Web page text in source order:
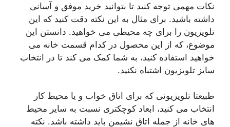
نکات مهمی توجه کنید تا بتوانید خرید موفق و آسانی
داشته باشید. برای مثال به این نکته دقت کنید که این
تلویزیون را برای چه محیطی می خواهید. دانستن این
موضوع، که از این محصول در کدام قسمت خانه می
خواهید استفاده کنید، به شما کمک می کند تا در انتخاب
سایز تلویزیون اشتباه نکنید.
طبیعتا تلویزیونی که برای اتاق خواب و یا محیط کار
انتخاب می کنید، ابعاد کوچکتری نسبت به سایر محیط
های خانه از جمله اتاق نشیمن باید داشته باشد. نکته